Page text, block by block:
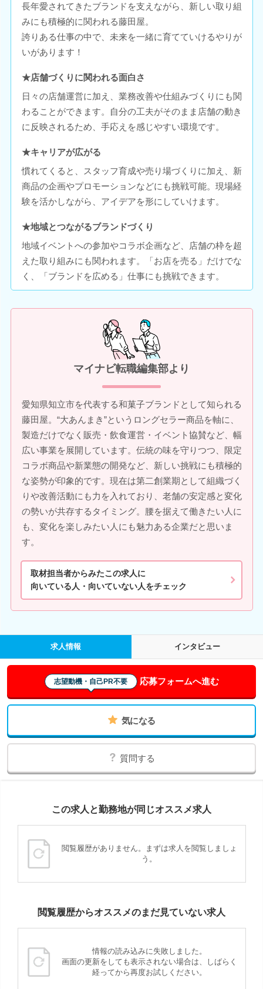
長年愛されてきたブランドを支えながら、新しい取り組
みにも積極的に関われる藤田屋。
誇りある仕事の中で、未来を一緒に育てていけるやりが
いがあります！
★店舗づくりに関われる面白さ
日々の店舗運営に加え、業務改善や仕組みづくりにも関
わることができます。自分の工夫がそのまま店舗の動き
に反映されるため、手応えを感じやすい環境です。
★キャリアが広がる
慣れてくると、スタッフ育成や売り場づくりに加え、新
商品の企画やプロモーションなどにも挑戦可能。現場経
験を活かしながら、アイデアを形にしていけます。
★地域とつながるブランドづくり
地域イベントへの参加やコラボ企画など、店舗の枠を超
えた取り組みにも関われます。「お店を売る」だけでな
く、「ブランドを広める」仕事にも挑戦できます。
マイナビ転職編集部より
愛知県知立市を代表する和菓子ブランドとして知られる
藤田屋。“大あんまき”というロングセラー商品を軸に、
製造だけでなく販売・飲食運営・イベント協賛など、幅
広い事業を展開しています。伝統の味を守りつつ、限定
コラボ商品や新業態の開発など、新しい挑戦にも積極的
な姿勢が印象的です。現在は第二創業期として組織づく
りや改善活動にも力を入れており、老舗の安定感と変化
の勢いが共存するタイミング。腰を据えて働きたい人に
も、変化を楽しみたい人にも魅力ある企業だと思いま
す。
取材担当者からみたこの求人に
向いている人・向いていない人をチェック
求人情報 インタビュー
志望動機・自己PR不要 応募フォームへ進む
気になる
質問する
この求人と勤務地が同じオススメ求人
閲覧履歴がありません。まずは求人を閲覧しましょ
う。
閲覧履歴からオススメのまだ見ていない求人
情報の読み込みに失敗しました。
画面の更新をしても表示されない場合は、しばらく
経ってから再度お試しください。